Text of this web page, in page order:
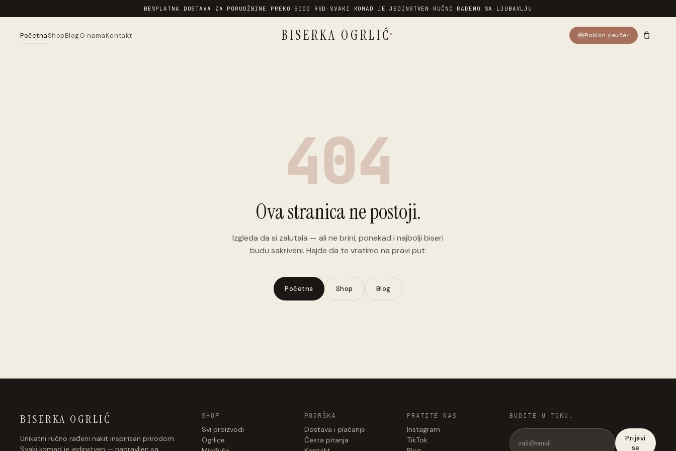
BESPLATNA DOSTAVA ZA PORUDŽBINE PREKO 5000 RSD · SVAKI KOMAD JE JEDINSTVEN · RUČNO RAĐENO SA LJUBAVLJU
PočetnaShopBlogO namaKontakt BISERKA OGRLIĆ· Poklon vaučer
404
Ova stranica ne postoji.
Izgleda da si zalutala — ali ne brini, ponekad i najbolji biseri
budu sakriveni. Hajde da te vratimo na pravi put.
Početna Shop Blog
BISERKA OGRLIĆ
Unikatni ručno rađeni nakit inspirisan prirodom.
Svaki komad je jedinstven — napravljen sa
SHOP
Svi proizvodi
Ogrlice
PODRŠKA
Dostava i plaćanje
Česta pitanja
PRATITE NAS
Instagram
TikTok
BUDITE U TOKU.
Prijavi
se